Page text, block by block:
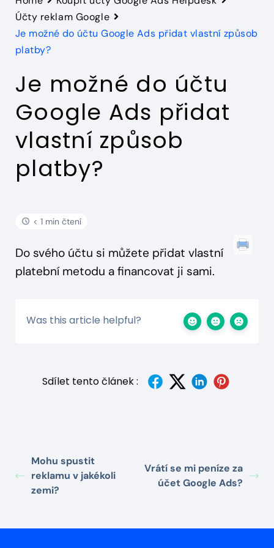
Účty reklam Google
Je možné do účtu Google Ads přidat vlastní způsob
platby?
Je možné do účtu
Google Ads přidat
vlastní způsob
platby?
< 1 min čtení
Do svého účtu si můžete přidat vlastní
platební metodu a financovat ji sami.
Was this article helpful?
Sdílet tento článek :
Mohu spustit
reklamu v jakékoli
zemi?
Vrátí se mi peníze za
účet Google Ads?